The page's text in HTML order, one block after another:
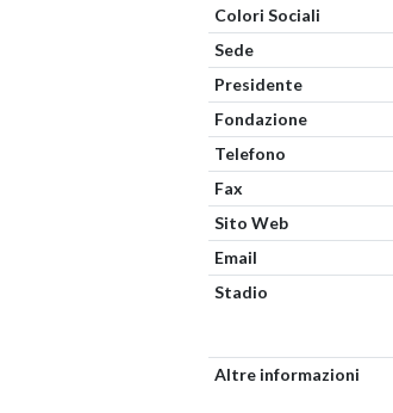
Colori Sociali
Sede
Presidente
Fondazione
Telefono
Fax
Sito Web
Email
Stadio
Altre informazioni